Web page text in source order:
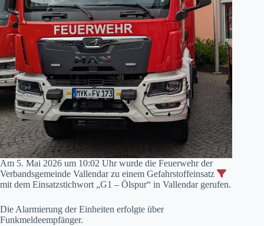
Am 5. Mai 2026 um 10:02 Uhr wurde die Feuerwehr der
Verbandsgemeinde Vallendar zu einem Gefahrstoffeinsatz
mit dem Einsatzstichwort „G1 – Ölspur“ in Vallendar gerufen.
Die Alarmierung der Einheiten erfolgte über
Funkmeldeempfänger.